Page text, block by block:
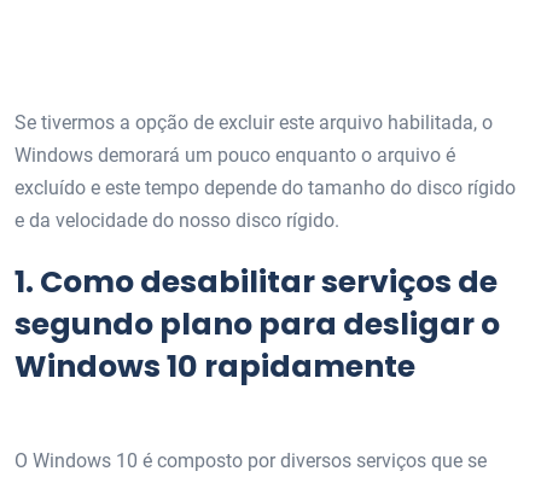
Se tivermos a opção de excluir este arquivo habilitada, o
Windows demorará um pouco enquanto o arquivo é
excluído e este tempo depende do tamanho do disco rígido
e da velocidade do nosso disco rígido.
1. Como desabilitar serviços de
segundo plano para desligar o
Windows 10 rapidamente
O Windows 10 é composto por diversos serviços que se